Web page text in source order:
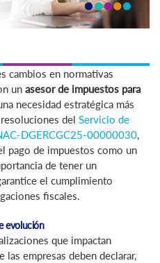
cambios en normativas
un asesor de impuestos para
necesidad estratégica más
del Servicio de
DGERCGC25-00000030,
pago de impuestos como un
de tener un
el cumplimiento
fiscales.
evolución
que impactan
empresas deben declarar,